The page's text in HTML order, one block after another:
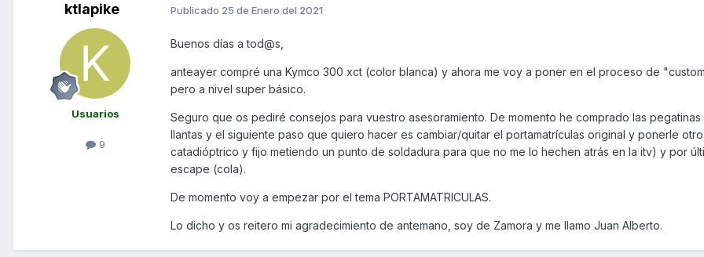
ktlapike
Usuarios
9
Publicado 25 de Enero del 2021
Buenos días a tod@s,
anteayer compré una Kymco 300 xct (color blanca) y ahora me voy a poner en el proceso de
pero a nivel super básico.
Seguro que os pediré consejos para vuestro asesoramiento. De momento he comprado las pegatinas
llantas y el siguiente paso que quiero hacer es cambiar/quitar el portamatrículas original y ponerle
catadióptrico y fijo metiendo un punto de soldadura para que no me lo hechen atrás en la itv) y por
escape (cola).
De momento voy a empezar por el tema PORTAMATRICULAS.
Lo dicho y os reitero mi agradecimiento de antemano, soy de Zamora y me llamo Juan Alberto.